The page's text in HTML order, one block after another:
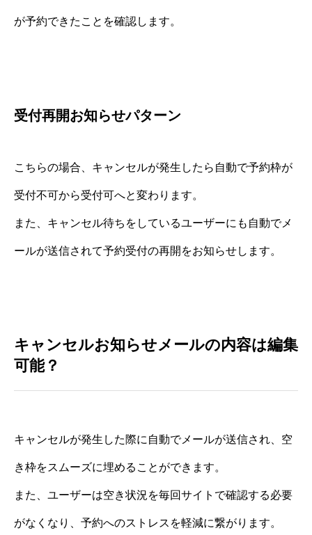
が予約できたことを確認します。
受付再開お知らせパターン
こちらの場合、キャンセルが発生したら自動で予約枠が
受付不可から受付可へと変わります。
また、キャンセル待ちをしているユーザーにも自動でメ
ールが送信されて予約受付の再開をお知らせします。
キャンセルお知らせメールの内容は編集
可能？
キャンセルが発生した際に自動でメールが送信され、空
き枠をスムーズに埋めることができます。
また、ユーザーは空き状況を毎回サイトで確認する必要
がなくなり、予約へのストレスを軽減に繋がります。